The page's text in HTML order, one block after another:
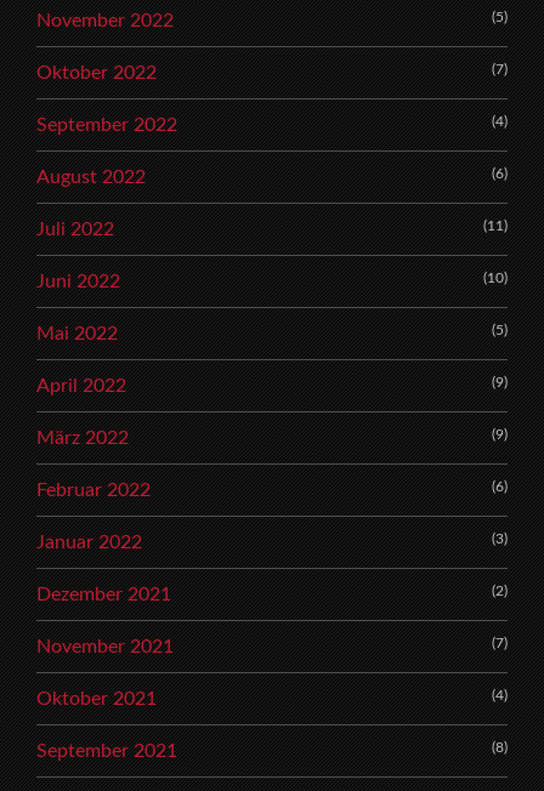
November 2022 (5)
Oktober 2022 (7)
September 2022 (4)
August 2022 (6)
Juli 2022 (11)
Juni 2022 (10)
Mai 2022 (5)
April 2022 (9)
März 2022 (9)
Februar 2022 (6)
Januar 2022 (3)
Dezember 2021 (2)
November 2021 (7)
Oktober 2021 (4)
September 2021 (8)